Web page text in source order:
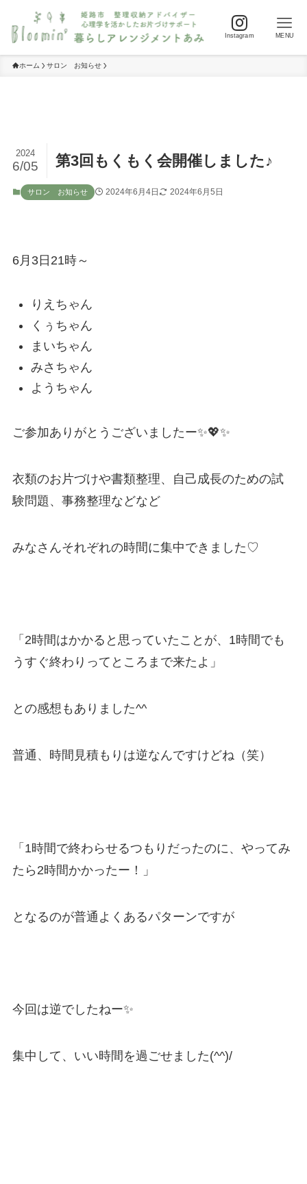
Instagram MENU
ホーム サロン お知らせ
第3回もくもく会開催しました♪
2024
6/05
サロン お知らせ 2024年6月4日 2024年6月5日
6月3日21時～
りえちゃん
くぅちゃん
まいちゃん
みさちゃん
ようちゃん
ご参加ありがとうございましたー✨💖✨
衣類のお片づけや書類整理、自己成長のための試
験問題、事務整理などなど
みなさんそれぞれの時間に集中できました♡
「2時間はかかると思っていたことが、1時間でも
うすぐ終わりってところまで来たよ」
との感想もありました^^
普通、時間見積もりは逆なんですけどね（笑）
「1時間で終わらせるつもりだったのに、やってみ
たら2時間かかったー！」
となるのが普通よくあるパターンですが
今回は逆でしたねー✨
集中して、いい時間を過ごせました(^^)/